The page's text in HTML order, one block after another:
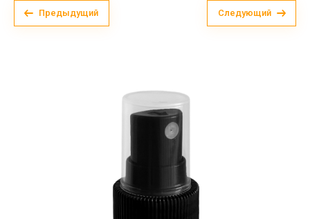
Предыдущий Следующий